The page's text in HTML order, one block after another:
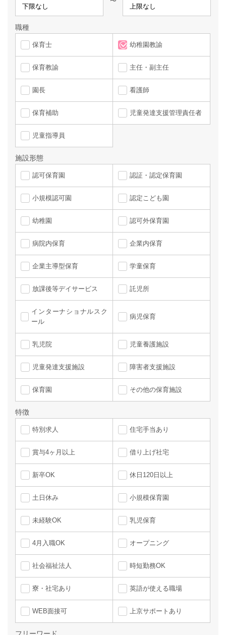
職種
保育士 幼稚園教諭
保育教諭 主任・副主任
園長 看護師
保育補助 児童発達支援管理責任者
児童指導員
施設形態
認可保育園 認証・認定保育園
小規模認可園 認定こども園
幼稚園 認可外保育園
病院内保育 企業内保育
企業主導型保育 学童保育
放課後等デイサービス 託児所
インターナショナルスク
ール
病児保育
乳児院 児童養護施設
児童発達支援施設 障害者支援施設
保育園 その他の保育施設
特徴
特別求人 住宅手当あり
賞与4ヶ月以上 借り上げ社宅
新卒OK 休日120日以上
土日休み 小規模保育園
未経験OK 乳児保育
4月入職OK オープニング
社会福祉法人 時短勤務OK
寮・社宅あり 英語が使える職場
WEB面接可 上京サポートあり